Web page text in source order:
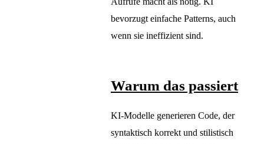
bevorzugt einfache Patterns, auch
wenn sie ineffizient sind.
Warum das passiert
KI-Modelle generieren Code, der
syntaktisch korrekt und stilistisch